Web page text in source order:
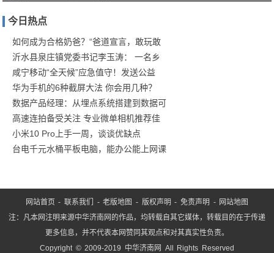
的下
坡路
哪家
强：
今日热点
如何成为合格奶爸？“爸道宣言，敢玩敢
沂水县泉庄镇党委书记李玉涛： 一名乡
咸宁移动“全天候”应急值守！发送公益
华为手机的6种截屏大法 你会用几种？
数据产品经理：从埋点系统搭建到数据可
高速连拍备受关注 专业微单相机推荐佳
小米10 Pro上手一周，谈谈优缺点
台电千元水桶平板电脑，能办公能上网课
网站首页- 联系我们 -老版地图 - 版权声明 -免责声明 - 网站地图
注：凡本网注明来源中华济南网的作品，均转载自其它媒体，转载目的在于传递
更多信息，并不代表本网赞同其观点和对其真实性负责。
Copyright © 2009-2019 中华济南网 All Rights Reserved